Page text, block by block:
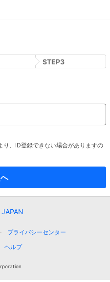
STEP3
り、ID登録できない場合がありますの
プライバシーセンター
ヘルプ